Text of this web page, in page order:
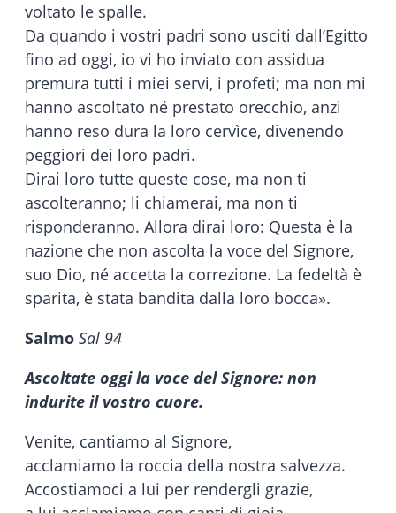
voltato le spalle.
Da quando i vostri padri sono usciti dall’Egitto
fino ad oggi, io vi ho inviato con assidua
premura tutti i miei servi, i profeti; ma non mi
hanno ascoltato né prestato orecchio, anzi
hanno reso dura la loro cervìce, divenendo
peggiori dei loro padri.
Dirai loro tutte queste cose, ma non ti
ascolteranno; li chiamerai, ma non ti
risponderanno. Allora dirai loro: Questa è la
nazione che non ascolta la voce del Signore,
suo Dio, né accetta la correzione. La fedeltà è
sparita, è stata bandita dalla loro bocca».
Salmo Sal 94
Ascoltate oggi la voce del Signore: non
indurite il vostro cuore.
Venite, cantiamo al Signore,
acclamiamo la roccia della nostra salvezza.
Accostiamoci a lui per rendergli grazie,